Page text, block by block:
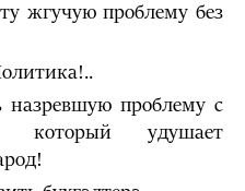
жгучую проблему без
проблему с
который удушает